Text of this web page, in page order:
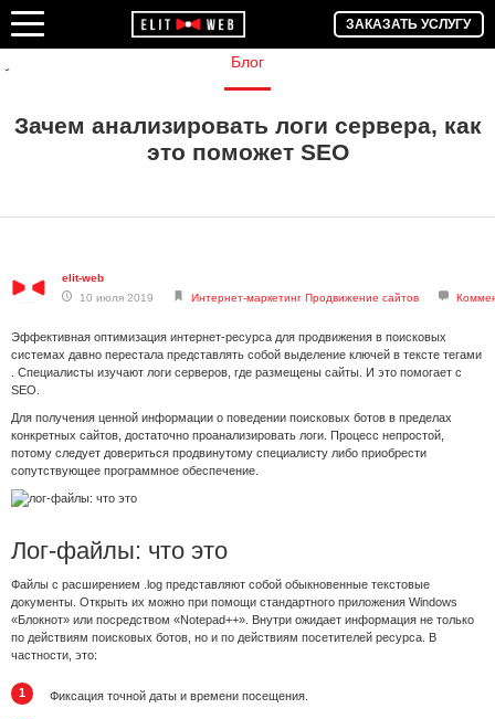
ЗАКАЗАТЬ УСЛУГУ
Блог
Зачем анализировать логи сервера, как
это поможет SEO
elit-web
10 июля 2019
Интернет-маркетинг Продвижение сайтов
Эффективная оптимизация интернет-ресурса для продвижения в поисковых
системах давно перестала представлять собой выделение ключей в тексте тегами
. Специалисты изучают логи серверов, где размещены сайты. И это помогает с
SEO.
Для получения ценной информации о поведении поисковых ботов в пределах
конкретных сайтов, достаточно проанализировать логи. Процесс непростой,
потому следует довериться продвинутому специалисту либо приобрести
сопутствующее программное обеспечение.
Лог-файлы: что это
Файлы с расширением .log представляют собой обыкновенные текстовые
документы. Открыть их можно при помощи стандартного приложения Windows
«Блокнот» или посредством «Notepad++». Внутри ожидает информация не только
по действиям поисковых ботов, но и по действиям посетителей ресурса. В
частности, это:
Фиксация точной даты и времени посещения.